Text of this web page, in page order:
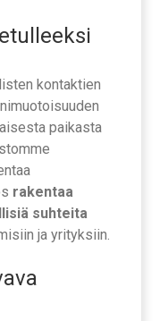
kontaktien
paikasta
rakentaa
suhteita
ja yrityksiin.